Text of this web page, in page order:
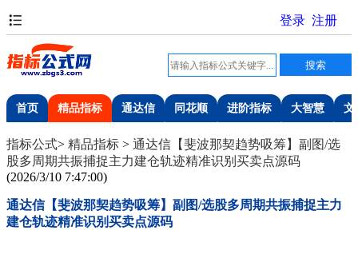
首页 精品指标 通达信 同花顺 进阶指标 大智慧 文
指标公式> 精品指标 > 通达信【斐波那契趋势吸筹】副图/选
股多周期共振捕捉主力建仓轨迹精准识别买卖点源码
(2026/3/10 7:47:00)
通达信【斐波那契趋势吸筹】副图/选股多周期共振捕捉主力
建仓轨迹精准识别买卖点源码